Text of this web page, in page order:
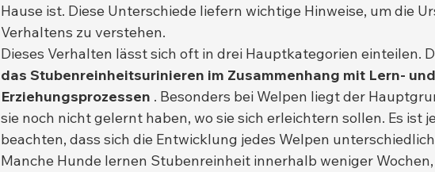
Hause ist. Diese Unterschiede liefern wichtige Hinweise, um die
Verhaltens zu verstehen.
Dieses Verhalten lässt sich oft in drei Hauptkategorien einteilen.
das Stubenreinheitsurinieren im Zusammenhang mit Lern- und
Erziehungsprozessen . Besonders bei Welpen liegt der
sie noch nicht gelernt haben, wo sie sich erleichtern sollen. Es ist
beachten, dass sich die Entwicklung jedes Welpen
Manche Hunde lernen Stubenreinheit innerhalb weniger